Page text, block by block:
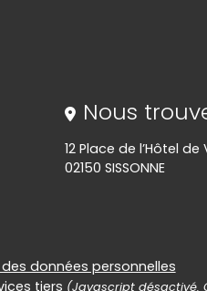
contact
Nous
12 Place de l’Hôtel de
02150 SISSONNE
données personnelles
tiers (Javascript désactivé.